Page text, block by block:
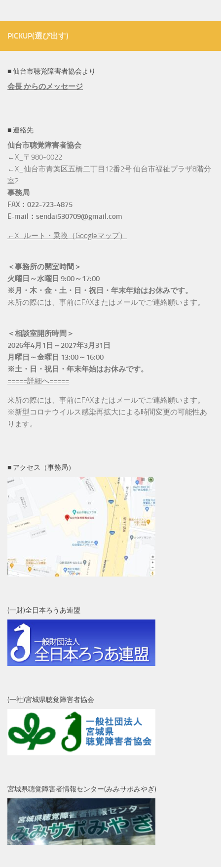
PICKUP(選び出す)
■ 仙台市聴覚障害者協会より
会長 からのメッセージ
■ 連絡先
仙台市聴覚障害者協会
←X_〒980-0022
←X_仙台市青葉区五橋二丁目12番2号 仙台市福祉プラザ8階分
室2
事務局
FAX：022-723-4875
E-mail：sendai530709@gmail.com
←X_ルート・乗換（Googleマップ）
＜事務所の開室時間＞
火曜日～水曜日 9:00～17:00
※月・木・金・土・日・祝日・年末年始はお休みです。
来所の際には、事前にFAXまたはメールでご連絡願います。
＜相談室開所時間＞
2026年4月1日～2027年3月31日
月曜日～金曜日 13:00～16:00
※土・日・祝日・年末年始はお休みです。
=====詳細へ=====
来所の際には、事前にFAXまたはメールでご連絡願います。
※新型コロナウイルス感染再拡大による時間変更の可能性あ
ります。
■ アクセス（事務局）
(一財)全日本ろうあ連盟
(一社)宮城県聴覚障害者協会
宮城県聴覚障害者情報センター(みみサポみやぎ)